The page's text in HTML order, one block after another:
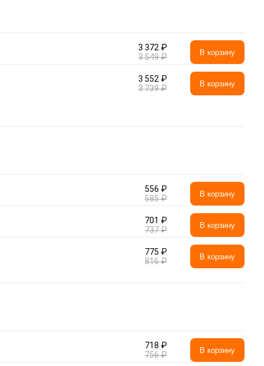
3 372 ₽
3 549 ₽
В корзину
3 552 ₽
3 739 ₽
В корзину
556 ₽
585 ₽
В корзину
701 ₽
737 ₽
В корзину
775 ₽
816 ₽
В корзину
718 ₽
756 ₽
В корзину